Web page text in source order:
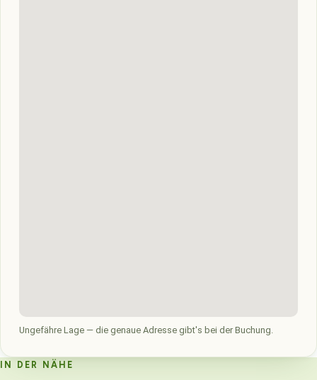
Ungefähre Lage — die genaue Adresse gibt's bei der Buchung.
IN DER NÄHE